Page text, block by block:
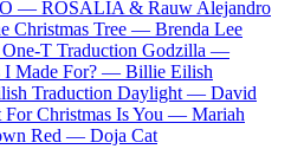
— ROSALÍA & Rauw Alejandro
Christmas Tree — Brenda Lee
One-T Traduction Godzilla —
I Made For? — Billie Eilish
Traduction Daylight — David
For Christmas Is You — Mariah
Red — Doja Cat